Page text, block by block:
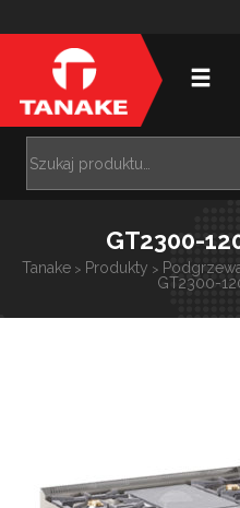
GT2300-
Tanake> Produkty >
GT2300-